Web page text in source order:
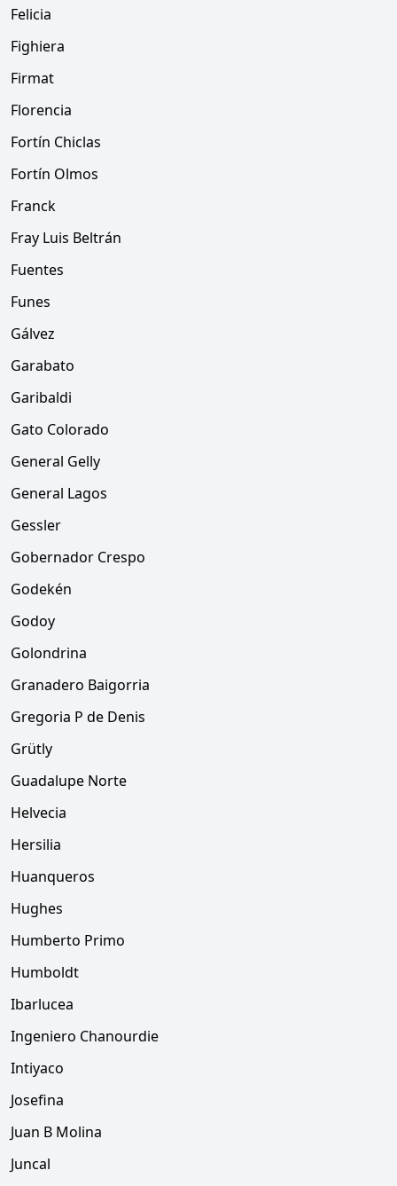
Felicia
Fighiera
Firmat
Florencia
Fortín Chiclas
Fortín Olmos
Franck
Fray Luis Beltrán
Fuentes
Funes
Gálvez
Garabato
Garibaldi
Gato Colorado
General Gelly
General Lagos
Gessler
Gobernador Crespo
Godekén
Godoy
Golondrina
Granadero Baigorria
Gregoria P de Denis
Grütly
Guadalupe Norte
Helvecia
Hersilia
Huanqueros
Hughes
Humberto Primo
Humboldt
Ibarlucea
Ingeniero Chanourdie
Intiyaco
Josefina
Juan B Molina
Juncal